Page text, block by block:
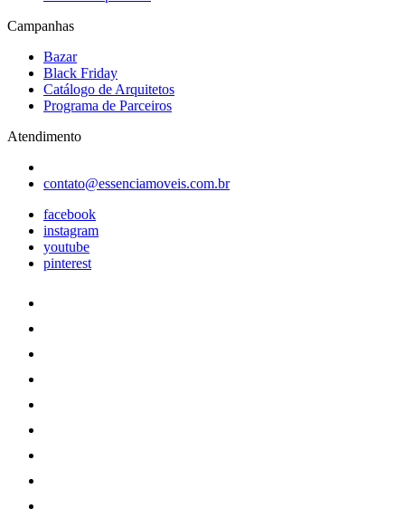
Campanhas
Bazar
Black Friday
Catálogo de Arquitetos
Programa de Parceiros
Atendimento
contato@essenciamoveis.com.br
facebook
instagram
youtube
pinterest